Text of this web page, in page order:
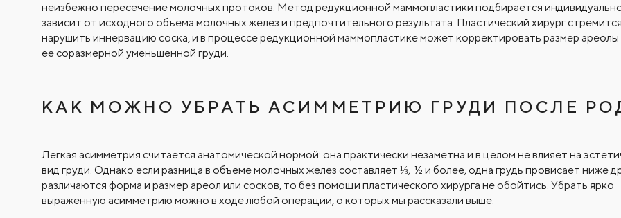
неизбежно пересечение молочных протоков. Метод редукционной маммопластики подбирается
зависит от исходного объема молочных желез и предпочтительного результата. Пластический хирург
нарушить иннервацию соска, и в процессе редукционной маммопластике может корректировать размер ареолы
ее соразмерной уменьшенной груди.
КАК МОЖНО УБРАТЬ АСИММЕТРИЮ ГРУДИ ПОСЛЕ
Легкая асимметрия считается анатомической нормой: она практически незаметна и в целом не влияет на
вид груди. Однако если разница в объеме молочных желез составляет ⅓, ½ и более, одна грудь провисает ниже
различаются форма и размер ареол или сосков, то без помощи пластического хирурга не обойтись. Убрать ярко
выраженную асимметрию можно в ходе любой операции, о которых мы рассказали выше.